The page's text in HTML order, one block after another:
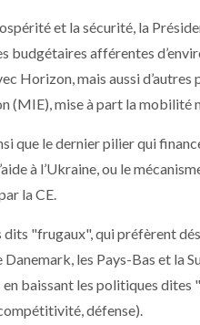
et la sécurité, la
budgétaires afférentes
Horizon, mais aussi
(MIE), mise à part la mobilité
que le dernier pilier qui
à l’Ukraine, ou le
la CE.
"frugaux", qui préfèrent
les Pays-Bas et la
en baissant les politiques
défense).